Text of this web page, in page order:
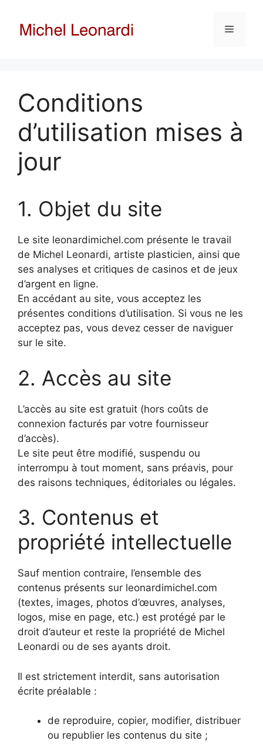
contenu
Menu
Conditions
d’utilisation mises à
jour
1. Objet du site
Le site leonardimichel.com présente le travail
de Michel Leonardi, artiste plasticien, ainsi que
ses analyses et critiques de casinos et de jeux
d’argent en ligne.
En accédant au site, vous acceptez les
présentes conditions d’utilisation. Si vous ne les
acceptez pas, vous devez cesser de naviguer
sur le site.
2. Accès au site
L’accès au site est gratuit (hors coûts de
connexion facturés par votre fournisseur
d’accès).
Le site peut être modifié, suspendu ou
interrompu à tout moment, sans préavis, pour
des raisons techniques, éditoriales ou légales.
3. Contenus et
propriété intellectuelle
Sauf mention contraire, l’ensemble des
contenus présents sur leonardimichel.com
(textes, images, photos d’œuvres, analyses,
logos, mise en page, etc.) est protégé par le
droit d’auteur et reste la propriété de Michel
Leonardi ou de ses ayants droit.
Il est strictement interdit, sans autorisation
écrite préalable :
de reproduire, copier, modifier, distribuer
ou republier les contenus du site ;